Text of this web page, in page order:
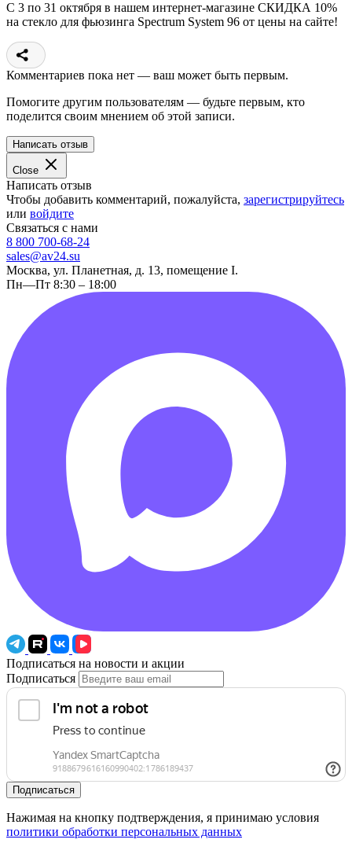
C 3 по 31 октября в нашем интернет-магазине СКИДКА 10%
на стекло для фьюзинга Spectrum System 96 от цены на сайте!
Комментариев пока нет — ваш может быть первым.
Помогите другим пользователям — будьте первым, кто
поделится своим мнением об этой записи.
Написать отзыв
Close
Написать отзыв
Чтобы добавить комментарий, пожалуйста, зарегистрируйтесь
или войдите
Связаться с нами
8 800 700-68-24
sales@av24.su
Москва, ул. Планетная, д. 13, помещение I.
Пн—Пт 8:30 – 18:00
Подписаться на новости и акции
Подписаться
Подписаться
Нажимая на кнопку подтверждения, я принимаю условия
политики обработки персональных данных